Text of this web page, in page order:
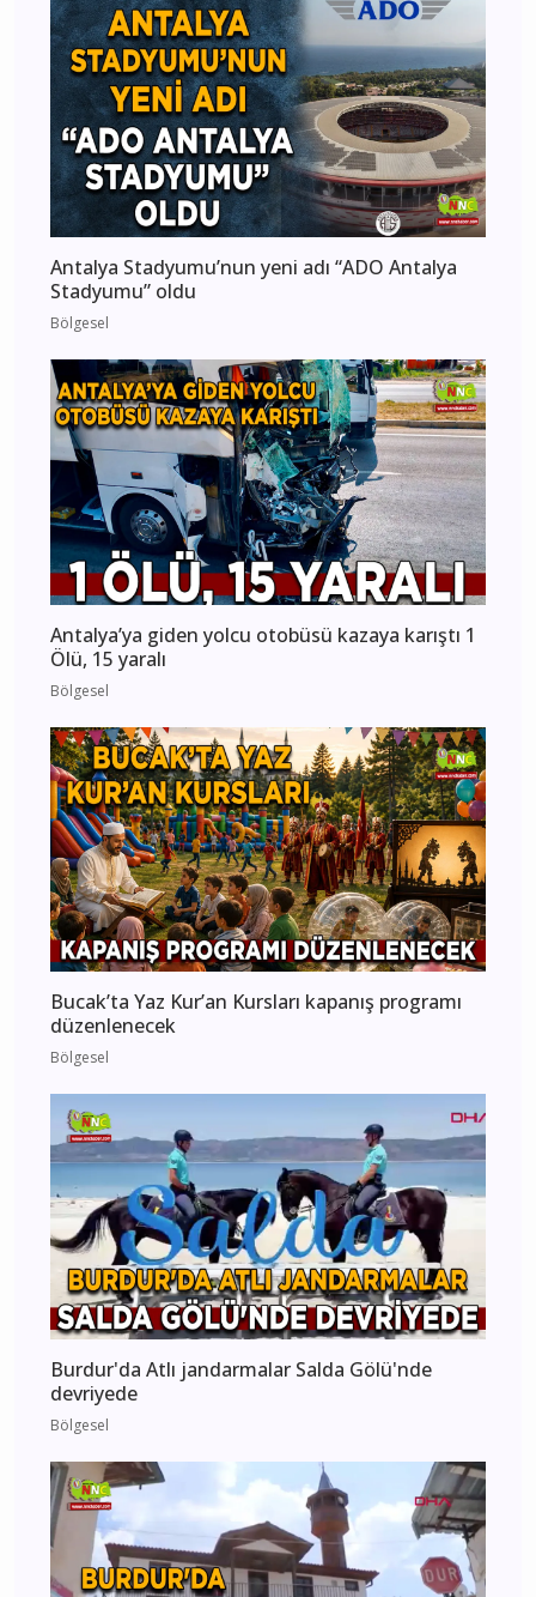
Antalya Stadyumu’nun yeni adı “ADO Antalya
Stadyumu” oldu
Bölgesel
Antalya’ya giden yolcu otobüsü kazaya karıştı 1
Ölü, 15 yaralı
Bölgesel
Bucak’ta Yaz Kur’an Kursları kapanış programı
düzenlenecek
Bölgesel
Burdur'da Atlı jandarmalar Salda Gölü'nde
devriyede
Bölgesel